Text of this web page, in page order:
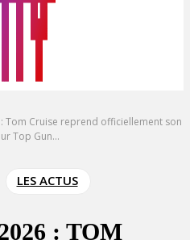
Tom Cruise reprend officiellement son
Top Gun...
LES ACTUS
: TOM